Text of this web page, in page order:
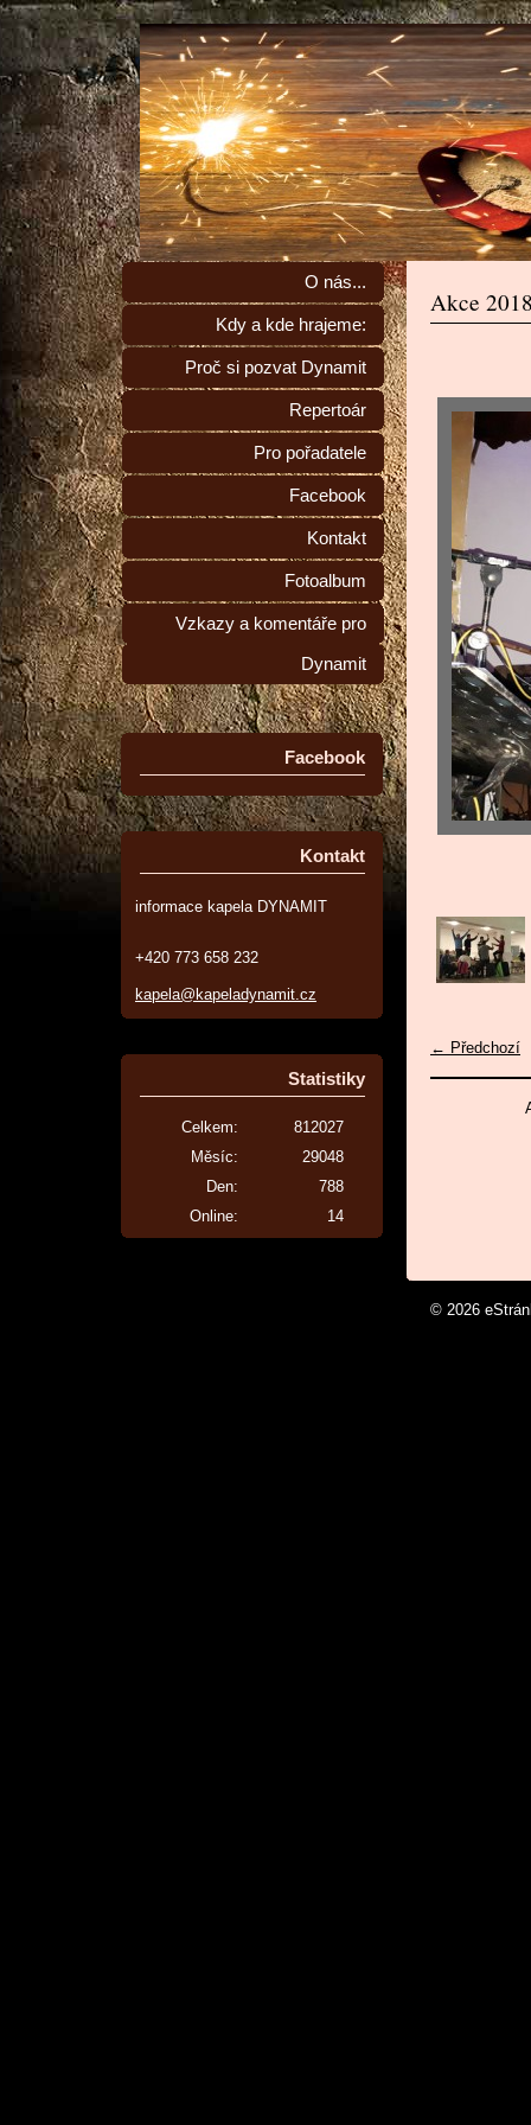
O nás...
Kdy a kde hrajeme:
Proč si pozvat Dynamit
Repertoár
Pro pořadatele
Facebook
Kontakt
Fotoalbum
Vzkazy a komentáře pro
Dynamit
Facebook
Kontakt
informace kapela DYNAMIT
+420 773 658 232
kapela@kapeladynamit.cz
Statistiky
Online: 14
Celkem:
812027
Měsíc:
29048
Den:
788
Akce
← Předchozí
© 2026